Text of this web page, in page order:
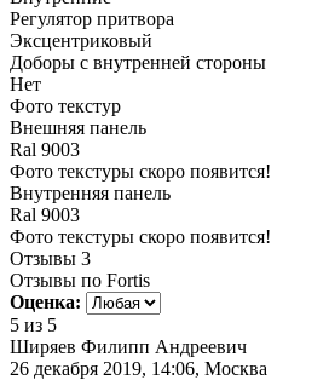
Регулятор притвора
Эксцентриковый
Доборы с внутренней стороны
Нет
Фото текстур
Внешняя панель
Ral 9003
Фото текстуры скоро появится!
Внутренняя панель
Ral 9003
Фото текстуры скоро появится!
Отзывы 3
Отзывы по Fortis
Оценка:
5 из 5
Ширяев Филипп Андреевич
26 декабря 2019, 14:06, Москва